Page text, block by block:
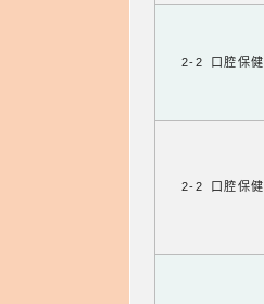
2-2 口腔保健
2-2 口腔保健